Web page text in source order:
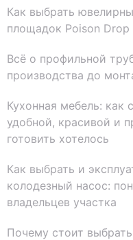
Как выбрать
площадок Poison Drop
Всё о профильной
производства до
Кухонная мебель: как
удобной, красивой и
готовить хотелось
Как выбрать и
колодезный насос:
владельцев участка
Почему стоит